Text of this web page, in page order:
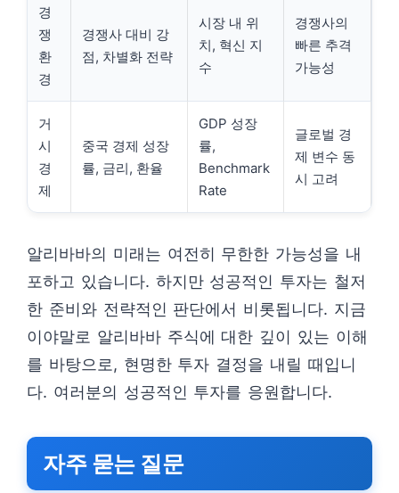
경
쟁
환
경
경쟁사 대비 강
점, 차별화 전략
시장 내 위
치, 혁신 지
수
경쟁사의
빠른 추격
가능성
거
시
경
제
중국 경제 성장
률, 금리, 환율
GDP 성장
률,
Benchmark
Rate
글로벌 경
제 변수 동
시 고려
알리바바의 미래는 여전히 무한한 가능성을 내
포하고 있습니다. 하지만 성공적인 투자는 철저
한 준비와 전략적인 판단에서 비롯됩니다. 지금
이야말로 알리바바 주식에 대한 깊이 있는 이해
를 바탕으로, 현명한 투자 결정을 내릴 때입니
다. 여러분의 성공적인 투자를 응원합니다.
자주 묻는 질문